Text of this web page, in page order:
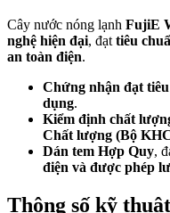
Cây nước nóng lạnh FujiE
nghệ hiện đại, đạt tiêu
an toàn điện.
Chứng nhận đạt
dụng.
Kiểm định chất
Chất lượng (Bộ
Dán tem Hợp Quy,
điện và được phép
Thông số kỹ thuật